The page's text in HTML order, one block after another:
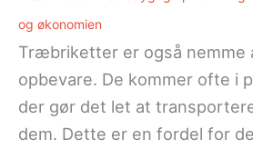
og økonomien
Træbriketter er også nemme
opbevare. De kommer ofte i
der gør det let at
dem. Dette er en fordel for